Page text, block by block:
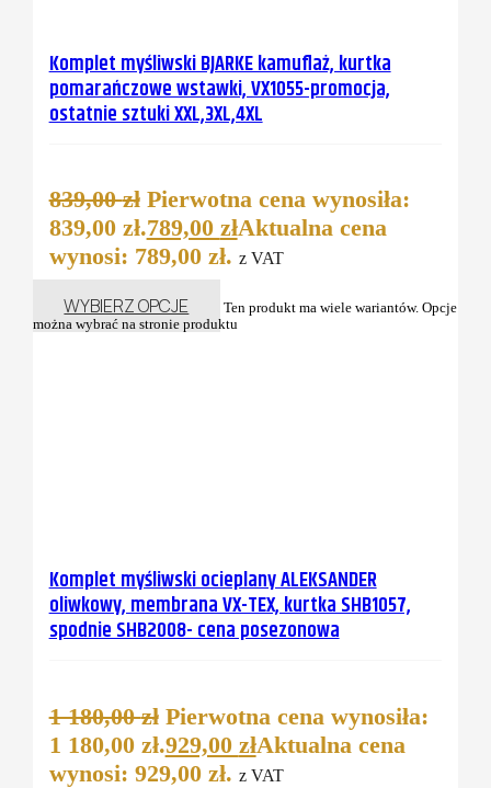
Komplet myśliwski BJARKE kamuflaż, kurtka
pomarańczowe wstawki, VX1055-promocja,
ostatnie sztuki XXL,3XL,4XL
839,00zł Pierwotna cena wynosiła:
839,00 zł.789,00 złAktualna cena
wynosi: 789,00 zł. z VAT
WYBIERZ OPCJE
Ten produkt ma wiele wariantów. Opcje
można wybrać na stronie produktu
Komplet myśliwski ocieplany ALEKSANDER
oliwkowy, membrana VX-TEX, kurtka SHB1057,
spodnie SHB2008- cena posezonowa
1 180,00zł Pierwotna cena wynosiła:
1 180,00 zł.929,00 złAktualna cena
wynosi: 929,00 zł. z VAT